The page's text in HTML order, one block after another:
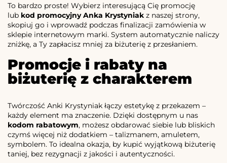
To bardzo proste! Wybierz interesującą Cię promocję
lub kod promocyjny Anka Krystyniak z naszej strony,
skopiuj go i wprowadź podczas finalizacji zamówienia w
sklepie internetowym marki. System automatycznie naliczy
zniżkę, a Ty zapłacisz mniej za biżuterię z przesłaniem.
Promocje i rabaty na
biżuterię z charakterem
Twórczość Anki Krystyniak łączy estetykę z przekazem –
każdy element ma znaczenie. Dzięki dostępnym u nas
kodom rabatowym, możesz obdarować siebie lub bliskich
czymś więcej niż dodatkiem – talizmanem, amuletem,
symbolem. To idealna okazja, by kupić wyjątkową biżuterię
taniej, bez rezygnacji z jakości i autentyczności.